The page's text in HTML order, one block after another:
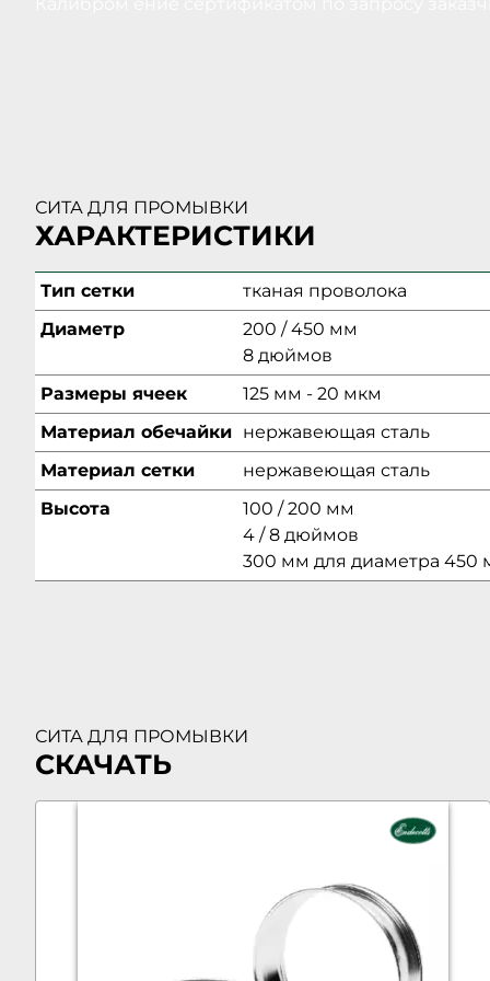
СИТА ДЛЯ ПРОМЫВКИ
ХАРАКТЕРИСТИКИ
Тип сетки
тканая проволока
Диаметр
200 / 450 мм
8 дюймов
Размеры ячеек
125 мм - 20 мкм
Материал обечайки нержавеющая сталь
Материал сетки
нержавеющая сталь
Высота
100 / 200 мм
4 / 8 дюймов
300 мм для диаметра 450
СИТА ДЛЯ ПРОМЫВКИ
СКАЧАТЬ